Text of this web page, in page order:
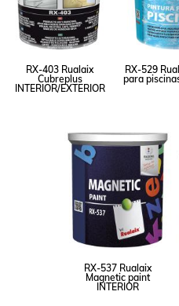
RX-403 Rualaix
Cubreplus
INTERIOR/EXTERIOR
RX-529
para
RX-537 Rualaix
Magnetic paint
INTERIOR